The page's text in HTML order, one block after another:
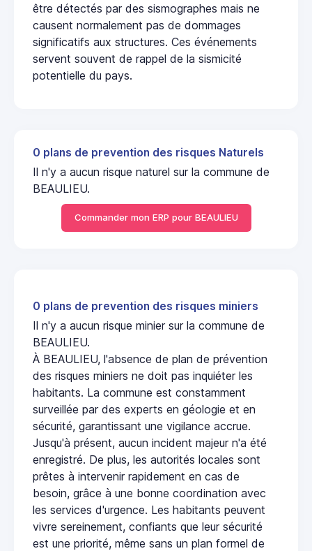
être détectés par des sismographes mais ne
causent normalement pas de dommages
significatifs aux structures. Ces événements
servent souvent de rappel de la sismicité
potentielle du pays.
0 plans de prevention des risques Naturels
Il n'y a aucun risque naturel sur la commune de
BEAULIEU.
Commander mon ERP pour BEAULIEU
0 plans de prevention des risques miniers
Il n'y a aucun risque minier sur la commune de
BEAULIEU.
À BEAULIEU, l'absence de plan de prévention
des risques miniers ne doit pas inquiéter les
habitants. La commune est constamment
surveillée par des experts en géologie et en
sécurité, garantissant une vigilance accrue.
Jusqu'à présent, aucun incident majeur n'a été
enregistré. De plus, les autorités locales sont
prêtes à intervenir rapidement en cas de
besoin, grâce à une bonne coordination avec
les services d'urgence. Les habitants peuvent
vivre sereinement, confiants que leur sécurité
est une priorité, même sans un plan formel de